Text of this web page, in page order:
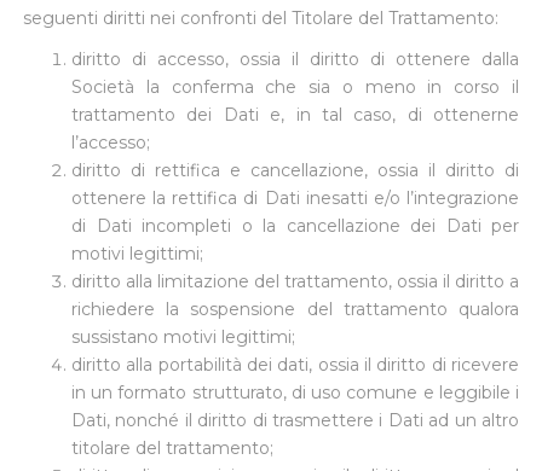
seguenti diritti nei confronti del Titolare del Trattamento:
diritto di accesso, ossia il diritto di ottenere dalla
Società la conferma che sia o meno in corso il
trattamento dei Dati e, in tal caso, di ottenerne
l’accesso;
diritto di rettifica e cancellazione, ossia il diritto di
ottenere la rettifica di Dati inesatti e/o l’integrazione
di Dati incompleti o la cancellazione dei Dati per
motivi legittimi;
diritto alla limitazione del trattamento, ossia il diritto a
richiedere la sospensione del trattamento qualora
sussistano motivi legittimi;
diritto alla portabilità dei dati, ossia il diritto di ricevere
in un formato strutturato, di uso comune e leggibile i
Dati, nonché il diritto di trasmettere i Dati ad un altro
titolare del trattamento;